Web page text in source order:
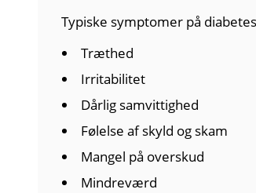
Typiske symptomer på
Træthed
Irritabilitet
Dårlig samvittighed
Følelse af skyld og skam
Mangel på overskud
Mindreværd